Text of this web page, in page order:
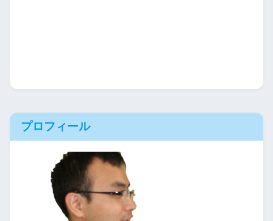
プロフィール